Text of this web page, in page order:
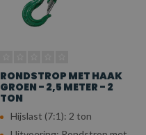
RONDSTROP MET HAAK
GROEN - 2,5 METER - 2
TON
Hijslast (7:1): 2 ton